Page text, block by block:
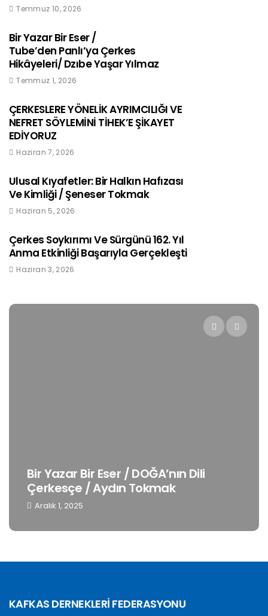
Temmuz 10, 2026
Bir Yazar Bir Eser /
Tube’den Panlı’ya Çerkes
Hikâyeleri/ Dzıbe Yaşar Yılmaz
Temmuz 1, 2026
ÇERKESLERE YÖNELİK AYRIMCILIĞI VE
NEFRET SÖYLEMİNİ TİHEK’E ŞİKAYET
EDİYORUZ
Haziran 7, 2026
Ulusal Kıyafetler: Bir Halkın Hafızası
Ve Kimliği / Şeneser Tokmak
Haziran 5, 2026
Çerkes Soykırımı Ve Sürgünü 162. Yıl
Anma Etkinliği Başarıyla Gerçekleşti
Haziran 3, 2026
Bir Yazar Bir Eser / DOĞA’nın Dili
Çerkesçe / Aydın Tokmak
Aralık 1, 2025
KAFKAS DERNEKLERİ FEDERASYONU